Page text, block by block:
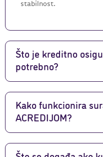
stabilnost.
Što je kreditno
potrebno?
Kako funkcionira
ACREDIJOM?